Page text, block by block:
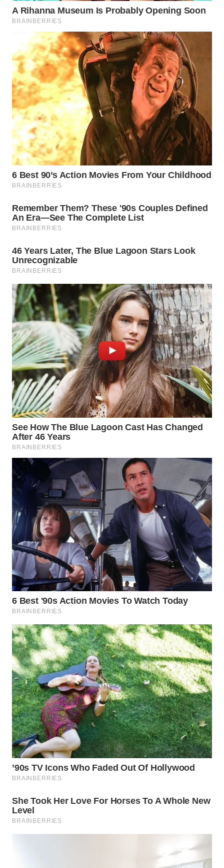
WN
INDRAMAYU
WN
KUNINGAN
WN
MAJALENGKA
WN
SUBANG
WN
SUKABUMI
PURWAKARTA
WN
TIMUR
SEMARANG
WN
SOLO
WN
BOROBUDUR
WN
MADURA
WN
SURABAYA
WN
NATUNA
BINTAN
WN
MANDALIKA
WN
LIKUPANG
WN
LABUANBAJO
WN
BORNEO
Wahana
Media
Group
WAHANA
NEWS
WAHANA
TANI
WAHANA
ADVOKAT